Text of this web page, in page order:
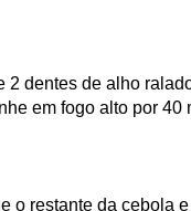
2 dentes de alho
em fogo alto por 40
o restante da cebola